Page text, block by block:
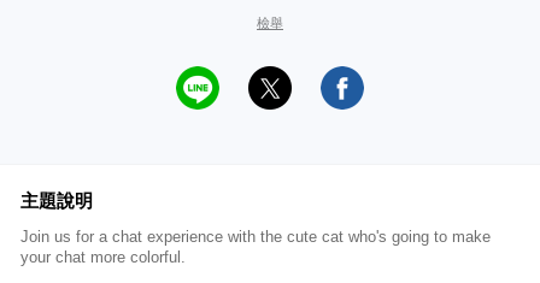
檢舉
主題說明
Join us for a chat experience with the cute cat who's going to make
your chat more colorful.